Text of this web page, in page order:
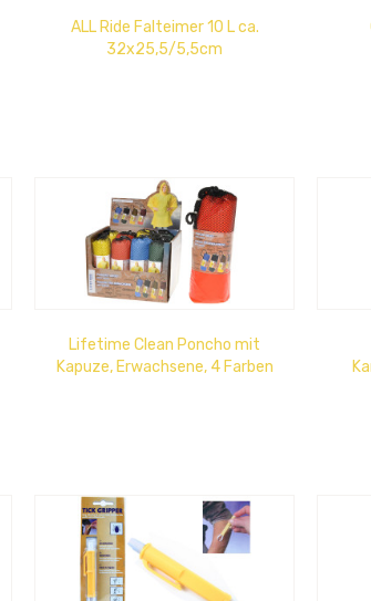
ALL Ride Falteimer 10 L ca.
32x25,5/5,5cm
Lifetime Clean Poncho mit
Kapuze, Erwachsene, 4 Farben